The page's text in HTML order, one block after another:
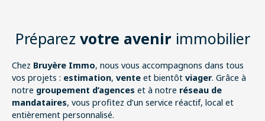
Préparez votre avenirimmobilier
Chez Bruyère Immo, nous vous accompagnons dans tous
vos projets : estimation, vente et bientôt viager. Grâce à
notre groupement d’agences et à notre réseau de
mandataires, vous profitez d’un service réactif, local et
entièrement personnalisé.